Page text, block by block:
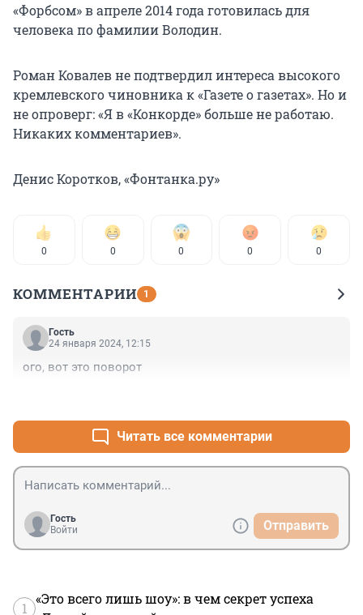
«Форбсом» в апреле 2014 года готовилась для
человека по фамилии Володин.
Роман Ковалев не подтвердил интереса высокого
кремлевского чиновника к «Газете о газетах». Но и
не опроверг: «Я в «Конкорде» больше не работаю.
Никаких комментариев».
Денис Коротков, «Фонтанка.ру»
0 0 0 0 0
КОММЕНТАРИИ 1
Гость
24 января 2024, 12:15
ого, вот это поворот
Читать все комментарии
Гость
Войти
Отправить
1
«Это всего лишь шоу»: в чем секрет успеха